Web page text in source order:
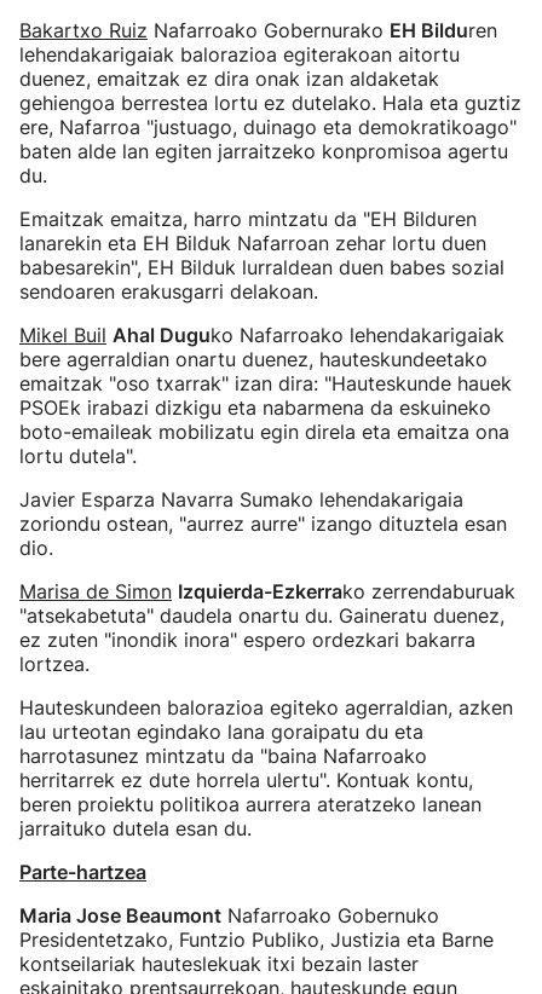
Bakartxo Ruiz Nafarroako Gobernurako EH Bilduren
lehendakarigaiak balorazioa egiterakoan aitortu
duenez, emaitzak ez dira onak izan aldaketak
gehiengoa berrestea lortu ez dutelako. Hala eta guztiz
ere, Nafarroa "justuago, duinago eta demokratikoago"
baten alde lan egiten jarraitzeko konpromisoa agertu
du.
Emaitzak emaitza, harro mintzatu da "EH Bilduren
lanarekin eta EH Bilduk Nafarroan zehar lortu duen
babesarekin", EH Bilduk lurraldean duen babes sozial
sendoaren erakusgarri delakoan.
Mikel Buil Ahal Duguko Nafarroako lehendakarigaiak
bere agerraldian onartu duenez, hauteskundeetako
emaitzak "oso txarrak" izan dira: "Hauteskunde hauek
PSOEk irabazi dizkigu eta nabarmena da eskuineko
boto-emaileak mobilizatu egin direla eta emaitza ona
lortu dutela".
Javier Esparza Navarra Sumako lehendakarigaia
zoriondu ostean, "aurrez aurre" izango dituztela esan
dio.
Marisa de Simon Izquierda-Ezkerrako zerrendaburuak
"atsekabetuta" daudela onartu du. Gaineratu duenez,
ez zuten "inondik inora" espero ordezkari bakarra
lortzea.
Hauteskundeen balorazioa egiteko agerraldian, azken
lau urteotan egindako lana goraipatu du eta
harrotasunez mintzatu da "baina Nafarroako
herritarrek ez dute horrela ulertu". Kontuak kontu,
beren proiektu politikoa aurrera ateratzeko lanean
jarraituko dutela esan du.
Parte-hartzea
Maria Jose Beaumont Nafarroako Gobernuko
Presidentetzako, Funtzio Publiko, Justizia eta Barne
kontseilariak hauteslekuak itxi bezain laster
eskainitako prentsaurrekoan, hauteskunde egun